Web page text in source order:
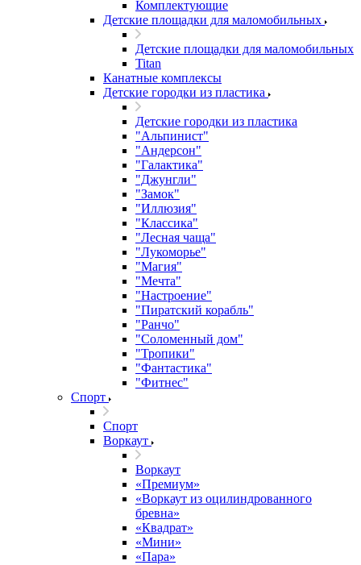
Комплектующие
Детские площадки для маломобильных
Детские площадки для маломобильных
Titan
Канатные комплексы
Детские городки из пластика
Детские городки из пластика
"Альпинист"
"Андерсон"
"Галактика"
"Джунгли"
"Замок"
"Иллюзия"
"Классика"
"Лесная чаща"
"Лукоморье"
"Магия"
"Мечта"
"Настроение"
"Пиратский корабль"
"Ранчо"
"Соломенный дом"
"Тропики"
"Фантастика"
"Фитнес"
Спорт
Спорт
Воркаут
Воркаут
«Премиум»
«Воркаут из оцилиндрованного
бревна»
«Квадрат»
«Мини»
«Пара»